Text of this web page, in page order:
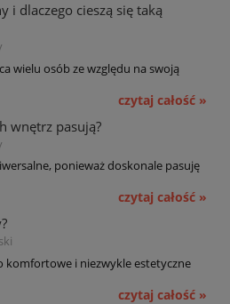
i dlaczego cieszą się taką
wielu osób ze względu na swoją
czytaj całość »
wnętrz pasują?
ponieważ doskonale pasuję
czytaj całość »
komfortowe i niezwykle estetyczne
czytaj całość »